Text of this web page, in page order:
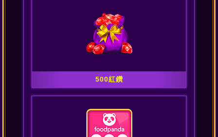
500紅鑽